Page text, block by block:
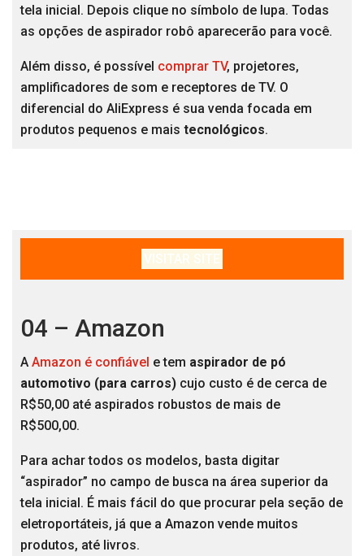
tela inicial. Depois clique no símbolo de lupa. Todas
as opções de aspirador robô aparecerão para você.
Além disso, é possível comprar TV, projetores,
amplificadores de som e receptores de TV. O
diferencial do AliExpress é sua venda focada em
produtos pequenos e mais tecnológicos.
VISITAR SITE
04 – Amazon
A Amazon é confiável e tem aspirador de pó
automotivo (para carros) cujo custo é de cerca de
R$50,00 até aspirados robustos de mais de
R$500,00.
Para achar todos os modelos, basta digitar
“aspirador” no campo de busca na área superior da
tela inicial. É mais fácil do que procurar pela seção de
eletroportáteis, já que a Amazon vende muitos
produtos, até livros.